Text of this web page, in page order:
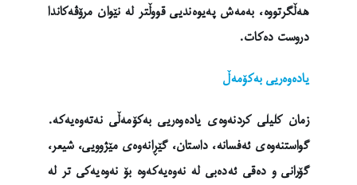
هەڵگرتووە، بەمەش پەیوەندیی قووڵتر لە نێوان مرۆڤەکاندا
دروست دەکات.
یادەوەریی بەکۆمەڵ
زمان کلیلی کردنەوەی یادەوەریی بەکۆمەڵی نەتەوەیەکە.
گواستنەوەی ئەفسانە، داستان، گێڕانەوەی مێژوویی، شیعر،
گۆرانی و دەقی ئەدەبی لە نەوەیەکەوە بۆ نەوەیەکی تر لە